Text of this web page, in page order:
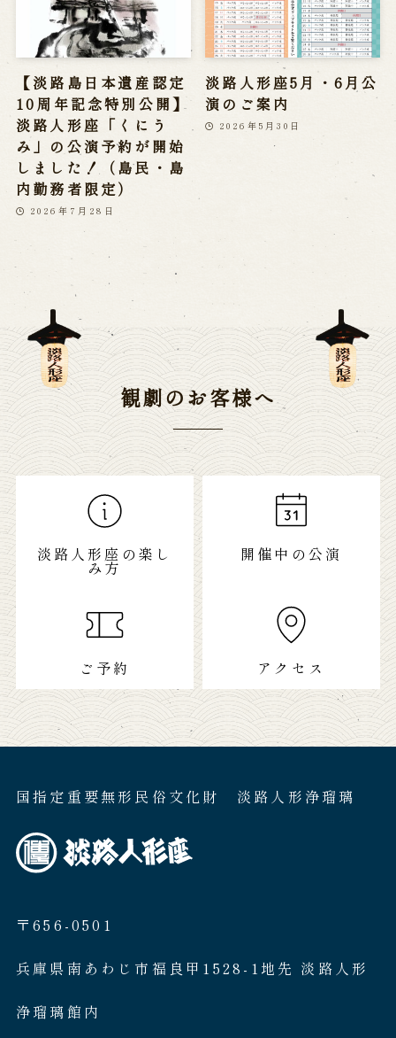
【淡路島日本遺産認定
10周年記念特別公開】
淡路人形座「くにう
み」の公演予約が開始
しました！（島民・島
内勤務者限定）
2026年7月28日
淡路人形座5月・6月公
演のご案内
2026年5月30日
観劇のお客様へ
淡路人形座の楽し
み方
開催中の公演
ご予約 アクセス
国指定重要無形民俗文化財 淡路人形浄瑠璃
〒656-0501
兵庫県南あわじ市福良甲1528-1地先 淡路人形
浄瑠璃館内